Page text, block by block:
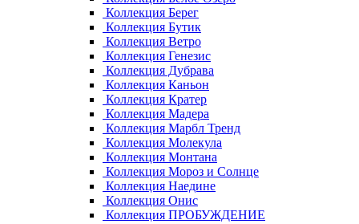
Коллекция Берег
Коллекция Бутик
Коллекция Ветро
Коллекция Генезис
Коллекция Дубрава
Коллекция Каньон
Коллекция Кратер
Коллекция Мадера
Коллекция Марбл Тренд
Коллекция Молекула
Коллекция Монтана
Коллекция Мороз и Солнце
Коллекция Наедине
Коллекция Онис
Коллекция ПРОБУЖДЕНИЕ